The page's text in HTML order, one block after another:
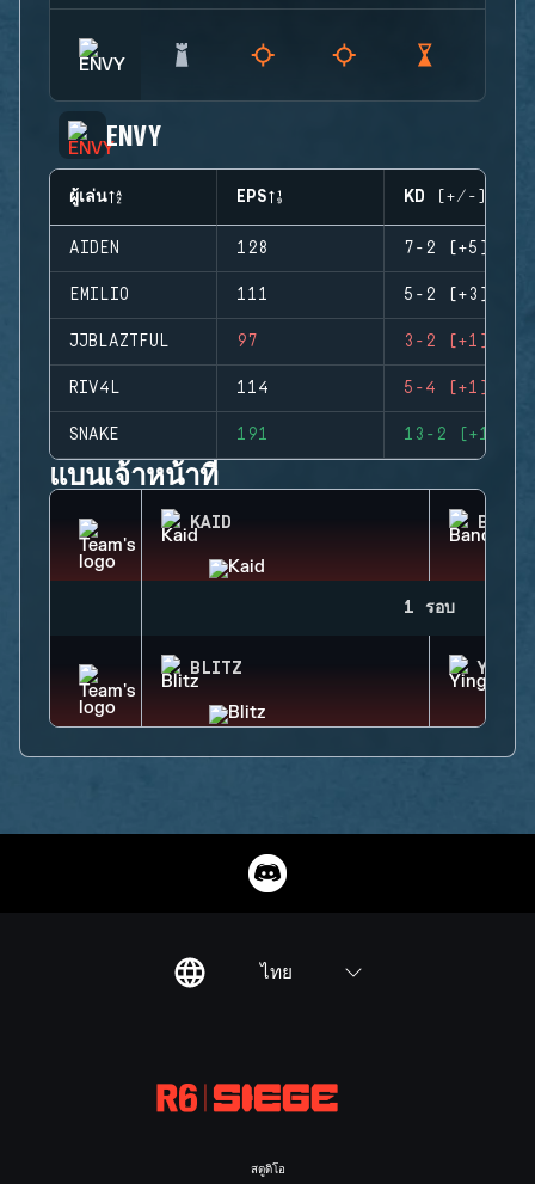
ENVY
ผู้เล่น EPS KD (+/-)
AIDEN 128 7-2 (+5)
EMILIO 111 5-2 (+3)
JJBLAZTFUL 97 3-2 (+1)
RIV4L 114 5-4 (+1)
SNAKE 191 13-2 (+11)
แบนเจ้าหน้าที่
KAID
1 รอบ
BLITZ YING
ไทย
สตูดิโอ